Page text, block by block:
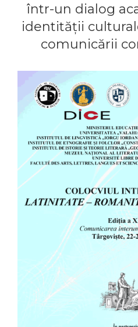
într-un dialog
identității
comunicării